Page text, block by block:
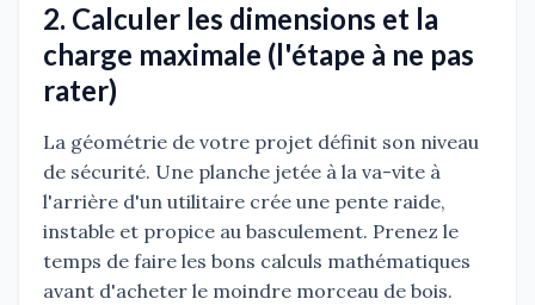
2. Calculer les dimensions et la
charge maximale (l'étape à ne pas
rater)
La géométrie de votre projet définit son niveau
de sécurité. Une planche jetée à la va-vite à
l'arrière d'un utilitaire crée une pente raide,
instable et propice au basculement. Prenez le
temps de faire les bons calculs mathématiques
avant d'acheter le moindre morceau de bois.